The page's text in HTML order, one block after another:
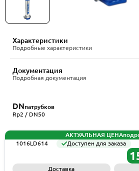
Характеристики
Подробные характеристики
Документация
Подробная документация
DNпатрубков
Rp2 / DN50
АКТУАЛЬНАЯ ЦЕНА
1016LD614
Доступен для заказа
Доставка